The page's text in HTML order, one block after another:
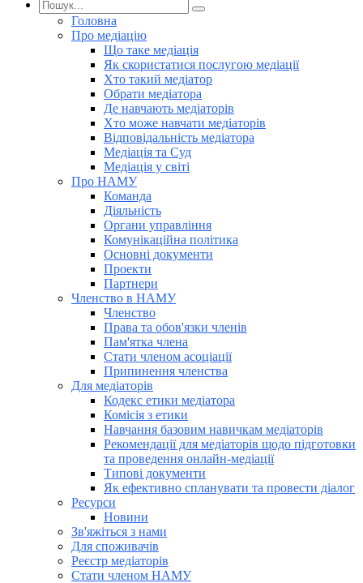
Головна
Про медіацію
Що таке медіація
Як скористатися послугою медіації
Хто такий медіатор
Обрати медіатора
Де навчають медіаторів
Хто може навчати медіаторів
Відповідальність медіатора
Медіація та Суд
Медіація у світі
Про НАМУ
Команда
Діяльність
Органи управління
Комунікаційна політика
Основні документи
Проекти
Партнери
Членство в НАМУ
Членство
Права та обов'язки членів
Пам'ятка члена
Стати членом асоціації
Припинення членства
Для медіаторів
Кодекс етики медіатора
Комісія з етики
Навчання базовим навичкам медіаторів
Рекомендації для медіаторів щодо підготовки
та проведення онлайн-медіації
Типові документи
Як ефективно спланувати та провести діалог
Ресурси
Новини
Зв'яжіться з нами
Для споживачів
Реєстр медіаторів
Стати членом НАМУ